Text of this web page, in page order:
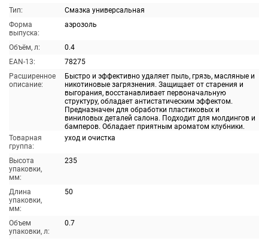
Тип:
Смазка универсальная
Форма
выпуска:
аэрозоль
Объём, л:
0.4
EAN-13:
78275
Расширенное
описание:
Быстро и эффективно удаляет пыль, грязь, масляные и
никотиновые загрязнения. Защищает от старения и
выгорания, восстанавливает первоначальную
структуру, обладает антистатическим эффектом.
Предназначен для обработки пластиковых и
виниловых деталей салона. Подходит для молдингов и
бамперов. Обладает приятным ароматом клубники.
Товарная
группа:
уход и очистка
Высота
упаковки,
мм:
235
Длина
упаковки,
мм:
50
Объем
упаковки, л:
0.7